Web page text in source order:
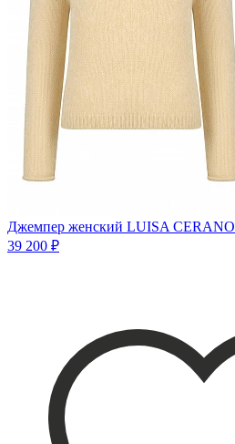
Джемпер женский LUISA CERANO
39 200 ₽